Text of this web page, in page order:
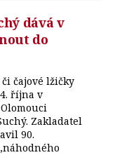
dává v
do
čajové lžičky
října v
Zakladatel
90.